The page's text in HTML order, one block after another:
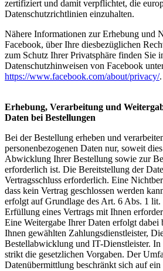
zertifiziert und damit verpflichtet, die
Datenschutzrichtlinien einzuhalten.
Nähere Informationen zur Erhebung und
Facebook, über Ihre diesbezüglichen
zum Schutz Ihrer Privatsphäre finden Sie
Datenschutzhinweisen von Facebook
https://www.facebook.com/about/privacy/.
Erhebung, Verarbeitung und
Daten bei Bestellungen
Bei der Bestellung erheben und
personenbezogenen Daten nur, soweit
Abwicklung Ihrer Bestellung sowie zur
erforderlich ist. Die Bereitstellung der
Vertragsschluss erforderlich. Eine
dass kein Vertrag geschlossen werden
erfolgt auf Grundlage des Art. 6 Abs. 1
Erfüllung eines Vertrags mit Ihnen
Eine Weitergabe Ihrer Daten erfolgt dabei
Ihnen gewählten Zahlungsdienstleister,
Bestellabwicklung und IT-Dienstleister.
strikt die gesetzlichen Vorgaben. Der
Datenübermittlung beschränkt sich auf